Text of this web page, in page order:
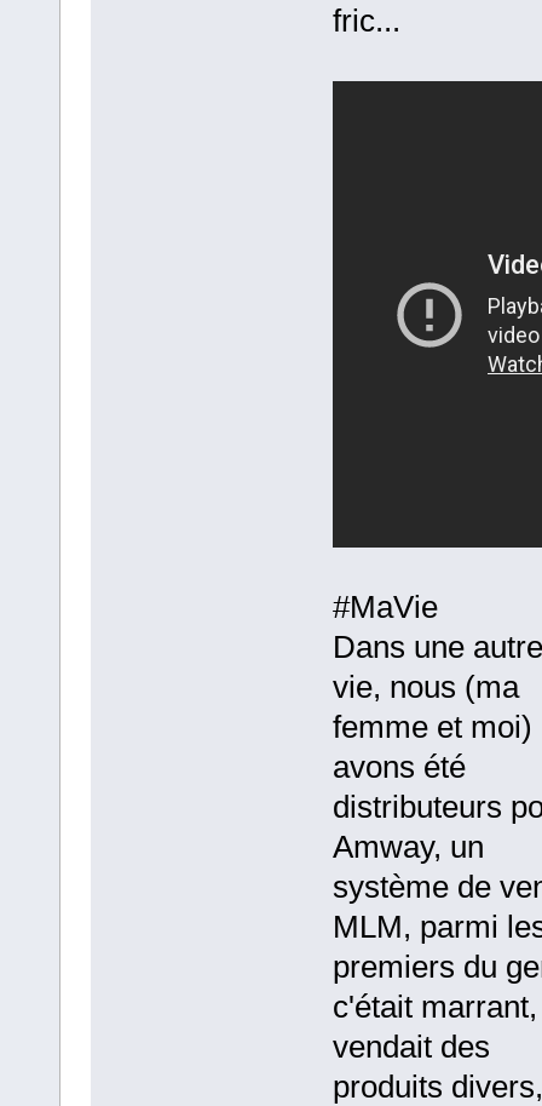
fric...
#MaVie
Dans une autre
vie, nous (ma
femme et moi)
avons été
distributeurs
Amway, un
système de
MLM, parmi
premiers du
c'était
vendait des
produits divers,